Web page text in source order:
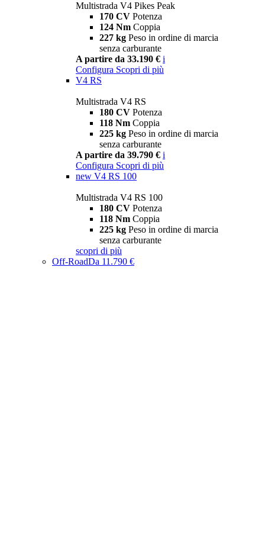
Multistrada V4 Pikes Peak
170 CV Potenza
124 Nm Coppia
227 kg Peso in ordine di marcia
senza carburante
A partire da 33.190 € i
Configura Scopri di più
V4 RS
Multistrada V4 RS
180 CV Potenza
118 Nm Coppia
225 kg Peso in ordine di marcia
senza carburante
A partire da 39.790 € i
Configura Scopri di più
new V4 RS 100
Multistrada V4 RS 100
180 CV Potenza
118 Nm Coppia
225 kg Peso in ordine di marcia
senza carburante
scopri di più
Off-RoadDa 11.790 €